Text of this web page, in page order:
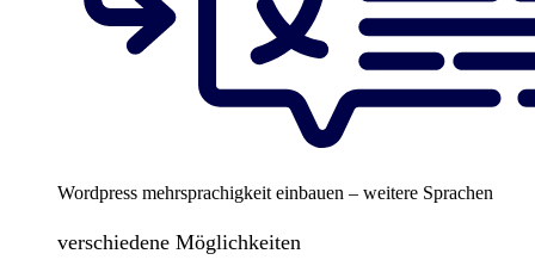
Wordpress mehrsprachigkeit einbauen – weitere Sprachen
verschiedene Möglichkeiten